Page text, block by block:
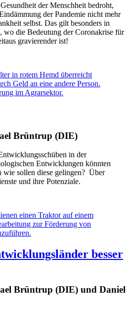
der Menschheit bedroht,
der Pandemie nicht mehr
selbst. Das gilt besonders in
wo die Bedeutung der Coronakrise für
gravierender ist!
im Agrarsektor.
Brüntrup (DIE)
in der
Entwicklungen könnten
wie sollen diese gelingen? Über
und ihre Potenziale.
besser
Brüntrup (DIE) und Daniel